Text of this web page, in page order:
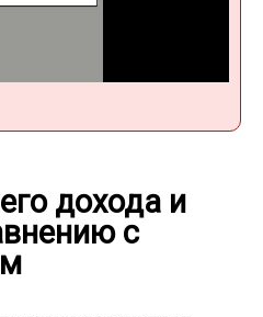
дохода и
с